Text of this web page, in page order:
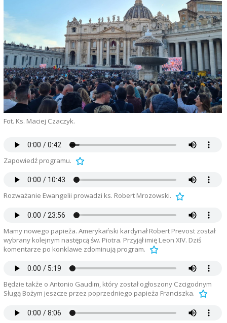
Fot. Ks. Maciej Czaczyk.
Zapowiedź programu.
Rozważanie Ewangelii prowadzi ks. Robert Mrozowski.
Mamy nowego papieża. Amerykański kardynał Robert Prevost został
wybrany kolejnym następcą św. Piotra. Przyjął imię Leon XIV. Dziś
komentarze po konklawe zdominują program.
Będzie także o Antonio Gaudim, który został ogłoszony Czcigodnym
Sługą Bożym jeszcze przez poprzedniego papieża Franciszka.